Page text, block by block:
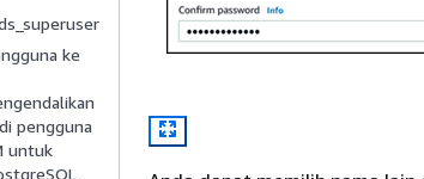
ke
pengguna
untuk